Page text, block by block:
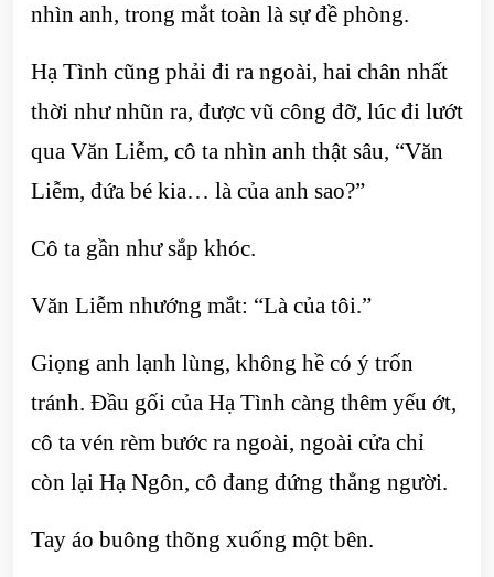
nhìn anh, trong mắt toàn là sự đề phòng.
Hạ Tình cũng phải đi ra ngoài, hai chân nhất
thời như nhũn ra, được vũ công đỡ, lúc đi lướt
qua Văn Liễm, cô ta nhìn anh thật sâu, “Văn
Liễm, đứa bé kia… là của anh sao?”
Cô ta gần như sắp khóc.
Văn Liễm nhướng mắt: “Là của tôi.”
Giọng anh lạnh lùng, không hề có ý trốn
tránh. Đầu gối của Hạ Tình càng thêm yếu ớt,
cô ta vén rèm bước ra ngoài, ngoài cửa chỉ
còn lại Hạ Ngôn, cô đang đứng thẳng người.
Tay áo buông thõng xuống một bên.